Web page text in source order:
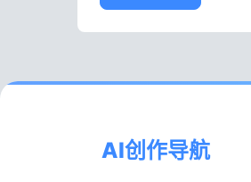
AI创作导航